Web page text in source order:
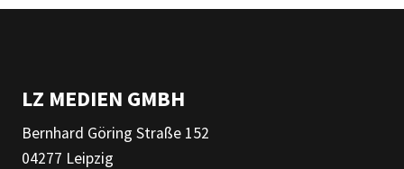
LZ MEDIEN GMBH
Bernhard Göring Straße 152
04277 Leipzig